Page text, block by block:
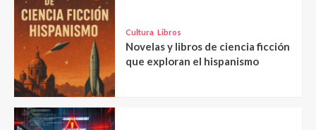
Cultura Libros
Novelas y libros de ciencia ficción
que exploran el hispanismo